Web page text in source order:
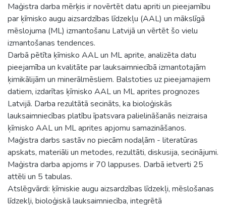
Maģistra darba mērķis ir novērtēt datu apriti un pieejamību
par ķīmisko augu aizsardzības līdzekļu (AAL) un mākslīgā
mēslojuma (ML) izmantošanu Latvijā un vērtēt šo vielu
izmantošanas tendences.
Darbā pētīta ķīmisko AAL un ML aprite, analizēta datu
pieejamība un kvalitāte par lauksaimniecībā izmantotajām
ķimikālijām un minerālmēsliem. Balstoties uz pieejamajiem
datiem, izdarītas ķīmisko AAL un ML aprites prognozes
Latvijā. Darba rezultātā secināts, ka bioloģiskās
lauksaimniecības platību īpatsvara palielināšanās neizraisa
ķīmisko AAL un ML aprites apjomu samazināšanos.
Maģistra darbs sastāv no piecām nodaļām - literatūras
apskats, materiāli un metodes, rezultāti, diskusija, secinājumi.
Maģistra darba apjoms ir 70 lappuses. Darbā ietverti 25
attēli un 5 tabulas.
Atslēgvārdi: ķīmiskie augu aizsardzības līdzekļi, mēslošanas
līdzekļi, bioloģiskā lauksaimniecība, integrētā